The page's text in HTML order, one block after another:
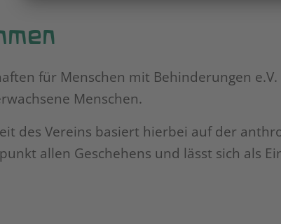
für Menschen mit Behinderungen
Menschen.
des Vereins basiert hierbei auf der
allen Geschehens und lässt sich als